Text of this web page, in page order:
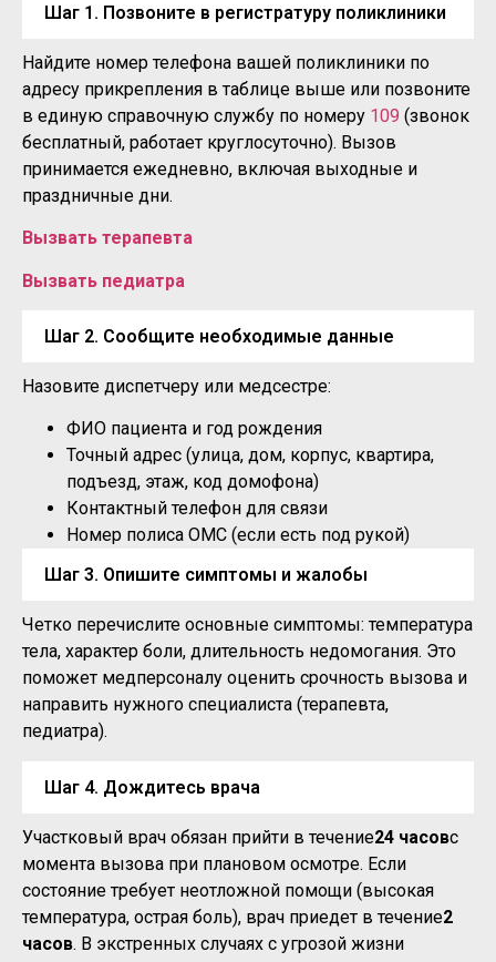
Шаг 1. Позвоните в регистратуру поликлиники
Найдите номер телефона вашей поликлиники по
адресу прикрепления в таблице выше или позвоните
в единую справочную службу по номеру 109 (звонок
бесплатный, работает круглосуточно). Вызов
принимается ежедневно, включая выходные и
праздничные дни.
Вызвать терапевта
Вызвать педиатра
Шаг 2. Сообщите необходимые данные
Назовите диспетчеру или медсестре:
ФИО пациента и год рождения
Точный адрес (улица, дом, корпус, квартира,
подъезд, этаж, код домофона)
Контактный телефон для связи
Номер полиса ОМС (если есть под рукой)
Шаг 3. Опишите симптомы и жалобы
Четко перечислите основные симптомы: температура
тела, характер боли, длительность недомогания. Это
поможет медперсоналу оценить срочность вызова и
направить нужного специалиста (терапевта,
педиатра).
Шаг 4. Дождитесь врача
Участковый врач обязан прийти в течение24 часовс
момента вызова при плановом осмотре. Если
состояние требует неотложной помощи (высокая
температура, острая боль), врач приедет в течение2
часов. В экстренных случаях с угрозой жизни